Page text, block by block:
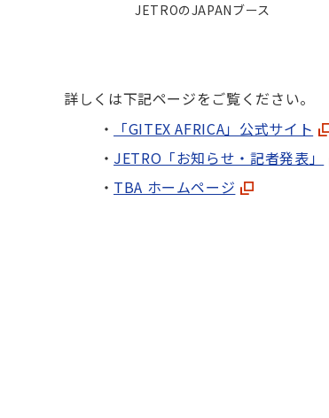
JETROのJAPANブース
詳しくは下記ページをご覧ください。
「GITEX AFRICA」公式サイト
JETRO「お知らせ・記者発表」
TBA ホームページ